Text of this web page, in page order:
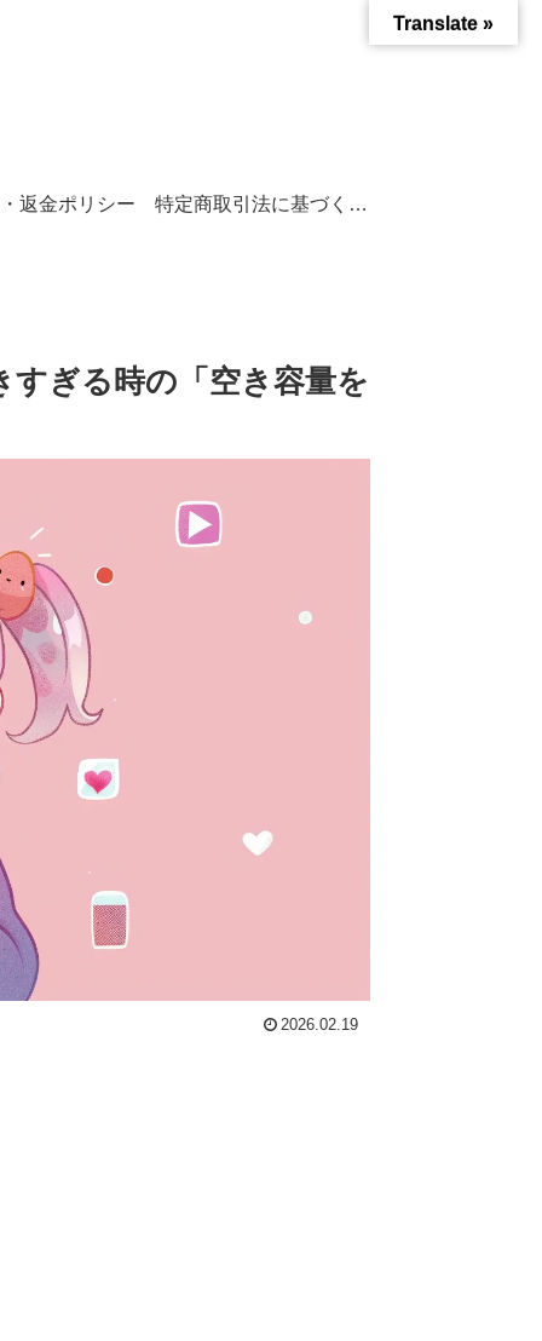
返金ポリシー 特定商取引法に基づく表記
ぎる時の「空き容量を
2026.02.19
Translate »